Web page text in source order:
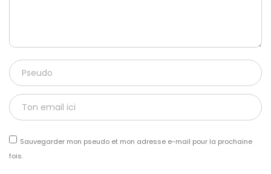
Sauvegarder mon pseudo et mon adresse e-mail pour la prochaine
fois.